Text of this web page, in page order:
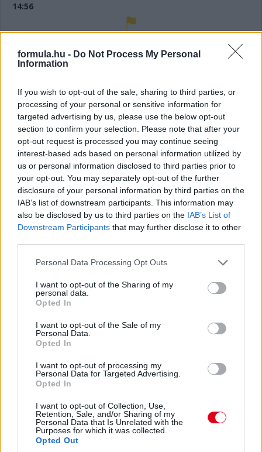
formula.hu - Do Not Process My Personal
Information
If you wish to opt-out of the sale, sharing to third parties, or
processing of your personal or sensitive information for
targeted advertising by us, please use the below opt-out
section to confirm your selection. Please note that after your
opt-out request is processed you may continue seeing
interest-based ads based on personal information utilized by
us or personal information disclosed to third parties prior to
your opt-out. You may separately opt-out of the further
disclosure of your personal information by third parties on the
IAB’s list of downstream participants. This information may
also be disclosed by us to third parties on the IAB’s List of
Downstream Participants that may further disclose it to other
Please note that this website/app uses one or more Google
not limited to your visit or usage behaviour. You may click to
grant or deny consent to Google and its third-party tags to
use your data for below specified purposes in below Google
consent section.
Personal Data Processing Opt Outs
I want to opt-out of the Sharing of my
personal data.
Opted In
I want to opt-out of the Sale of my
Personal Data.
Opted In
I want to opt-out of processing my
Personal Data for Targeted Advertising.
Opted In
I want to opt-out of Collection, Use,
Retention, Sale, and/or Sharing of my
Personal Data that Is Unrelated with the
Purposes for which it was collected.
Opted Out
14:56
sikánon, és elhagyta a diffúzorát! Aztán újabb darabok esnek
le az autóról, aminek elment a fékje a kritikus pillanatban a
14:53
A hátsó gumikat le tudták ugyan cserélni, de megint
ugrálni kellett az autón, mert az emelő, az bizony továbbra
sem működik rendesen.
14:53
Hajjajj... A #31-es kerékcserén. Vajon most sima
lesz?
A PR1 Mathiasen azóta sem jött ki, hivatalosan nem
estek ki, de semmi jele nincs annak, hogy ez az autó még
megmozdulna. Maradtak 45-en.
Akárhogy számolom, a két WRT-nek még két-két
kiállása lesz, hacsak nem jön egy hosszabb megszakítás,
lassú zóna, safety car, vagy ilyesmi.